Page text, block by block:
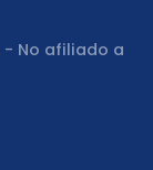
- No afiliado a